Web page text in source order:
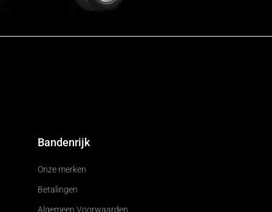
Bandenrijk
Onze merken
Betalingen
Algemeen Voorwaarden